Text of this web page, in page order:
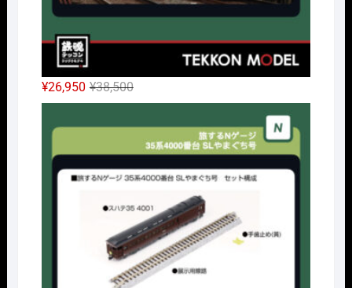
¥38,500元
の
価
¥38,500
し
た。
¥26,950
現
在
の
は
で
す。